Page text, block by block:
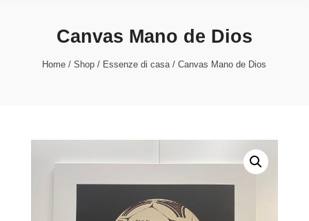
Canvas Mano de Dios
Home /Shop / Essenze di casa/ Canvas Mano de Dios